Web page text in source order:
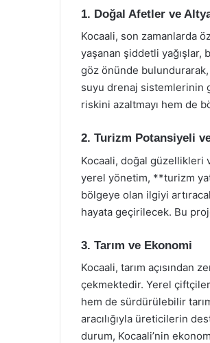
1. Doğal Afetler ve
Kocaali, son zamanlarda
yaşanan şiddetli yağışlar,
göz önünde
suyu drenaj sistemlerinin
riskini azaltmayı hem de
2. Turizm Potansiyeli
Kocaali, doğal güzellikleri
yerel yönetim, **turizm
bölgeye olan ilgiyi
hayata geçirilecek. Bu
3. Tarım ve Ekonomi
Kocaali, tarım açısından
çekmektedir. Yerel
hem de sürdürülebilir
aracılığıyla üreticilerin
durum, Kocaali’nin